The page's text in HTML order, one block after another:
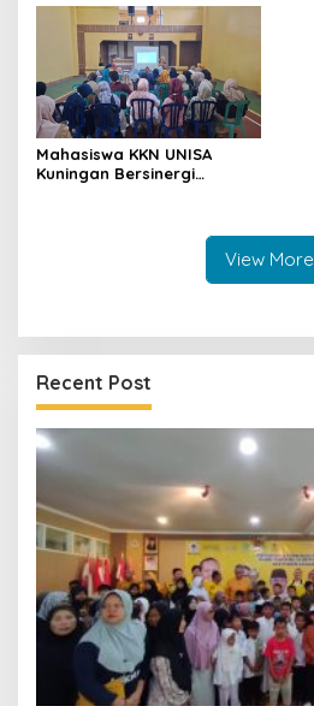
Sesuai Kajian Ilmiah
Mahasiswa KKN UNISA
Kuningan Bersinergi
ASI, Cegah Stunting hingga
View More
Recent Post